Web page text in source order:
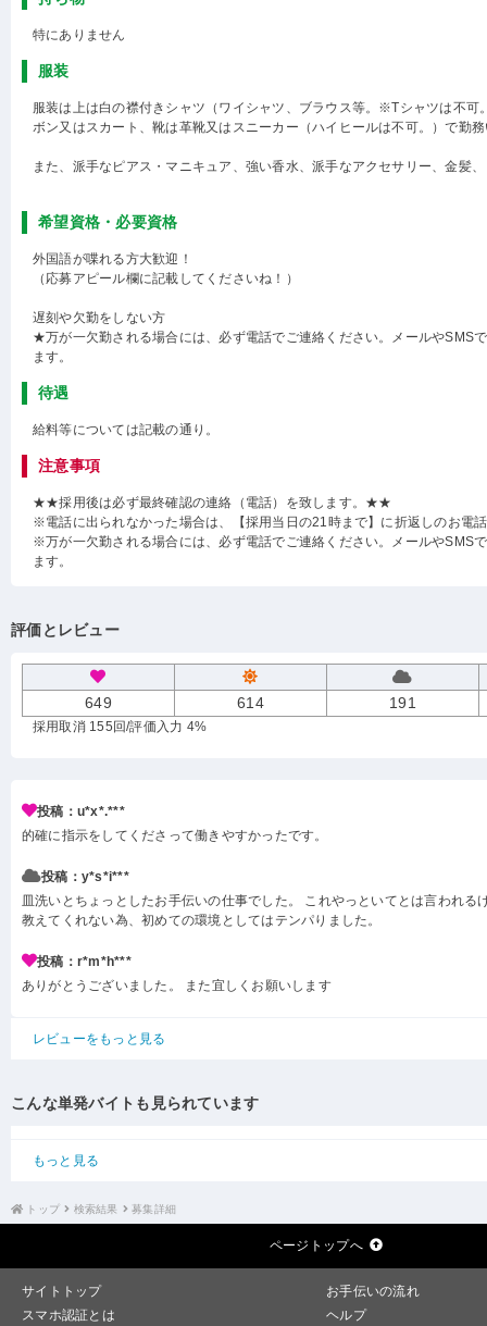
特にありません
服装
服装は上は白の襟付きシャツ（ワイシャツ、ブラウス等。※Tシャツは不可
ボン又はスカート、靴は革靴又はスニーカー（ハイヒールは不可。）で勤
また、派手なピアス・マニキュア、強い香水、派手なアクセサリー、金髪
希望資格・必要資格
外国語が喋れる方大歓迎！
（応募アピール欄に記載してくださいね！）
遅刻や欠勤をしない方
★万が一欠勤される場合には、必ず電話でご連絡ください。メールやSMS
ます。
待遇
給料等については記載の通り。
注意事項
★★採用後は必ず最終確認の連絡（電話）を致します。★★
※電話に出られなかった場合は、【採用当日の21時まで】に折返しのお電
※万が一欠勤される場合には、必ず電話でご連絡ください。メールやSMS
ます。
評価とレビュー
649 614 191
採用取消 155回/評価入力 4%
投稿：u*x*.***
的確に指示をしてくださって働きやすかったです。
投稿：y*s*i***
皿洗いとちょっとしたお手伝いの仕事でした。 これやっといてとは言われる
教えてくれない為、初めての環境としてはテンパりました。
投稿：r*m*h***
ありがとうございました。 また宜しくお願いします
レビューをもっと見る
こんな単発バイトも見られています
もっと見る
トップ 検索結果 募集詳細
ページトップへ
サイトトップ
お手伝いの流れ
スマホ認証とは
ヘルプ